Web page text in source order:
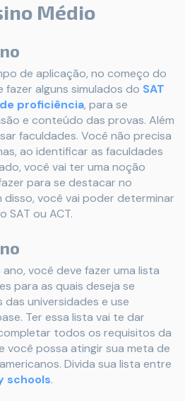
Médio
de aplicação, no começo do
alguns simulados do SAT
proficiência, para se
e conteúdo das provas. Além
faculdades. Você não precisa
ao identificar as faculdades
você vai ter uma noção
para se destacar no
disso, você vai poder determinar
SAT ou ACT.
você deve fazer uma lista
para as quais deseja se
universidades e use
Ter essa lista vai te dar
todos os requisitos da
você possa atingir sua meta de
Divida sua lista entre
schools.